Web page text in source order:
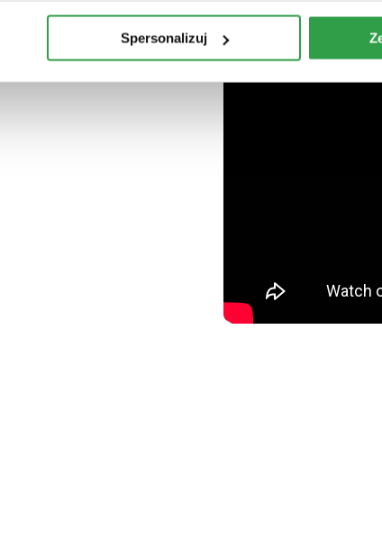
Spersonalizuj